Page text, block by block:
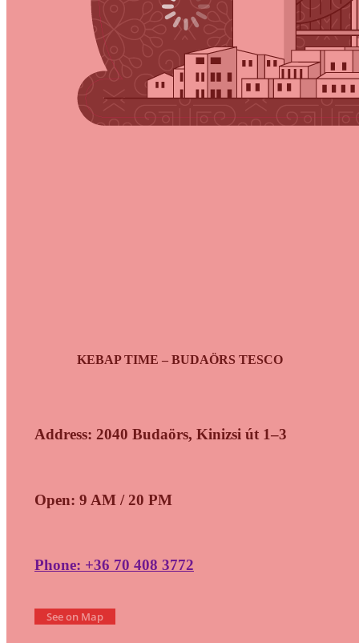
KEBAP TIME – BUDAÖRS TESCO
Address: 2040 Budaörs, Kinizsi út 1–3
Open: 9 AM / 20 PM
Phone: +36 70 408 3772
See on Map